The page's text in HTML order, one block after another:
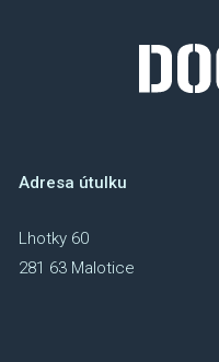
Adresa útulku
Lhotky 60
281 63 Malotice